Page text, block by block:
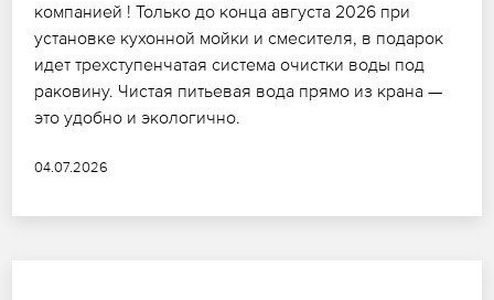
компанией ! Только до конца августа 2026 при
установке кухонной мойки и смесителя, в подарок
идет трехступенчатая система очистки воды под
раковину. Чистая питьевая вода прямо из крана —
это удобно и экологично.
04.07.2026